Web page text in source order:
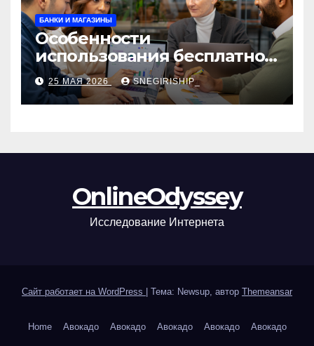
БАНКИ И МАГАЗИНЫ
Особенности
использования бесплатной
версии программ для
автоматизации и
управления предприятием
25 МАЯ 2026 SNEGIRISHIP_
OnlineOdyssey
Исследование Интернета
Сайт работает на WordPress | Тема: Newsup, автор Themeansar
Home Авокадо Авокадо Авокадо Авокадо Авокадо